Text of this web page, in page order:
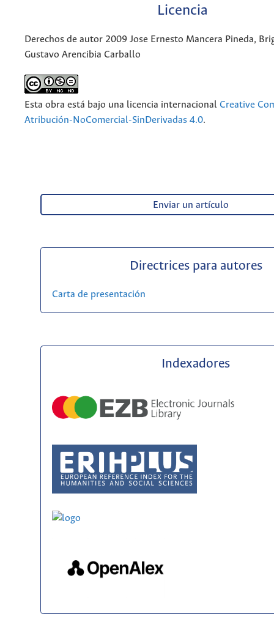
Licencia
Derechos de autor 2009 Jose Ernesto Mancera Pineda,
Gustavo Arencibia Carballo
Esta obra está bajo una licencia internacional Creative
Atribución-NoComercial-SinDerivadas 4.0.
Enviar un artículo
Directrices para autores
Carta de presentación
Indexadores